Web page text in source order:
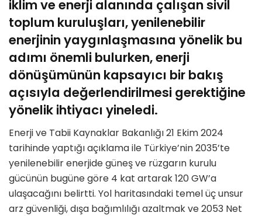
iklim ve enerji alanında çalışan sivil
toplum kuruluşları, yenilenebilir
enerjinin yaygınlaşmasına yönelik bu
adımı önemli bulurken, enerji
dönüşümünün kapsayıcı bir bakış
açısıyla değerlendirilmesi gerektiğine
yönelik ihtiyacı yineledi.
Enerji ve Tabii Kaynaklar Bakanlığı 21 Ekim 2024
tarihinde yaptığı açıklama ile Türkiye’nin 2035’te
yenilenebilir enerjide güneş ve rüzgarın kurulu
gücünün bugüne göre 4 kat artarak 120 GW’a
ulaşacağını belirtti. Yol haritasındaki temel üç unsur
arz güvenliği, dışa bağımlılığı azaltmak ve 2053 Net